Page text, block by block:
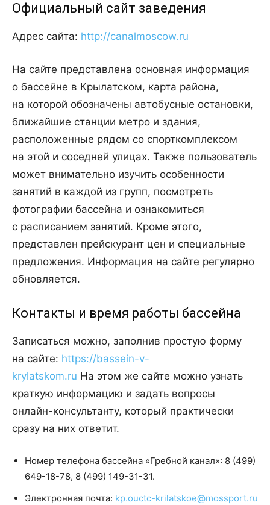
Официальный сайт заведения
Адрес сайта: http://canalmoscow.ru
На сайте представлена основная информация
о бассейне в Крылатском, карта района,
на которой обозначены автобусные остановки,
ближайшие станции метро и здания,
расположенные рядом со спорткомплексом
на этой и соседней улицах. Также пользователь
может внимательно изучить особенности
занятий в каждой из групп, посмотреть
фотографии бассейна и ознакомиться
с расписанием занятий. Кроме этого,
представлен прейскурант цен и специальные
предложения. Информация на сайте регулярно
обновляется.
Контакты и время работы бассейна
Записаться можно, заполнив простую форму
на сайте: https://bassein-v-
krylatskom.ru На этом же сайте можно узнать
краткую информацию и задать вопросы
онлайн-консультанту, который практически
сразу на них ответит.
Номер телефона бассейна «Гребной канал»: 8 (499)
649-18-78, 8 (499) 149-31-31.
Электронная почта: kp.ouctc-krilatskoe@mossport.ru